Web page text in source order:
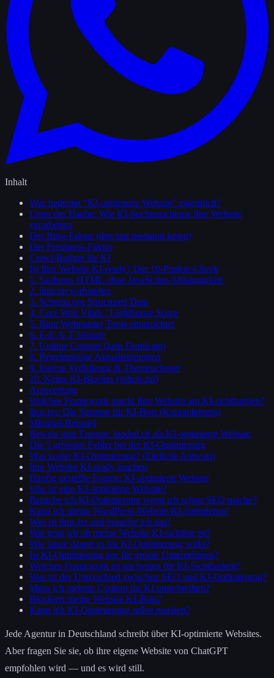
Inhalt
Was bedeutet “KI-optimierte Website” eigentlich?
Unter der Haube: Wie KI-Suchmaschinen Ihre Website
verarbeiten
Der Bing-Faktor (den fast niemand kennt)
Der Freshness-Faktor
Crawl-Budget für KI
Ist Ihre Website KI-ready? Der 10-Punkte-Check
1. Sauberes HTML ohne JavaScript-Abhängigkeit
2. llms.txt vorhanden
3. Schema.org Structured Data
4. Core Web Vitals / Lighthouse Score
5. Bing Webmaster Tools eingerichtet
6. E-E-A-T Signale
7. Unique Content (kein Duplicate)
8. Regelmässige Aktualisierungen
9. Interne Verlinkung & Themencluster
10. Keine KI-Blocker (robots.txt)
Auswertung
Welches Framework macht Ihre Website am KI-sichtbarsten?
llms.txt: Die Sitemap für KI-Bots (Kurzanleitung)
Minimal-Beispiel
Beweis statt Theorie: loaded.ch als KI-optimierte Website
Die 5 grössten Fehler bei der KI-Optimierung
Was kostet KI-Optimierung? (Ehrliche Antwort)
Ihre Website KI-ready machen
Häufig gestellte Fragen: KI-optimierte Website
Was ist eine KI-optimierte Website?
Brauche ich KI-Optimierung wenn ich schon SEO mache?
Kann ich meine WordPress-Website KI-optimieren?
Was ist llms.txt und brauche ich das?
Wie teste ich ob meine Website KI-sichtbar ist?
Wie lange dauert es bis KI-Optimierung wirkt?
Ist KI-Optimierung nur für grosse Unternehmen?
Welches Framework ist am besten für KI-Sichtbarkeit?
Was ist der Unterschied zwischen SEO und KI-Optimierung?
Muss ich meinen Content für KI umschreiben?
Blockiert meine Website KI-Bots?
Kann ich KI-Optimierung selbst machen?
Jede Agentur in Deutschland schreibt über KI-optimierte Websites.
Aber fragen Sie sie, ob ihre eigene Website von ChatGPT
empfohlen wird — und es wird still.